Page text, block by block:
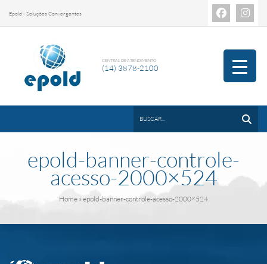
Epold - Soluções Convergentes
CENTRAL DE ATENDIMENTO
(14) 3878-2100
epold-banner-controle-
acesso-2000×524
Home » epold-banner-controle-acesso-2000×524